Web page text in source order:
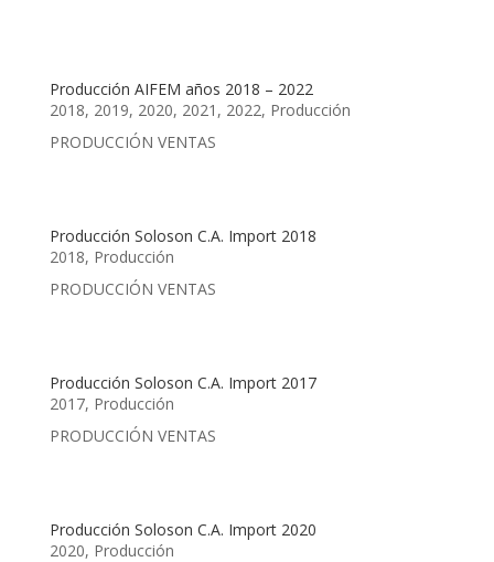
Producción AIFEM años 2018 – 2022
2018, 2019, 2020, 2021 , 2022, Producción
PRODUCCIÓN VENTAS
Producción Soloson C.A. Import 2018
2018, Producción
PRODUCCIÓN VENTAS
Producción Soloson C.A. Import 2017
2017, Producción
PRODUCCIÓN VENTAS
Producción Soloson C.A. Import 2020
2020, Producción